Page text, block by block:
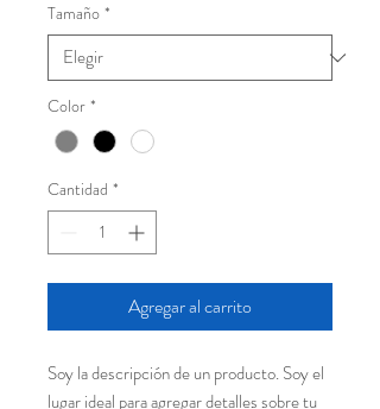
Tamaño *
Color *
Cantidad *
Agregar al carrito
Soy la descripción de un producto. Soy el
lugar ideal para agregar detalles sobre tu